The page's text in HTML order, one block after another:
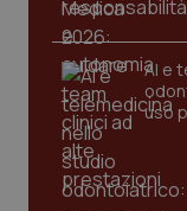
AI e
uso